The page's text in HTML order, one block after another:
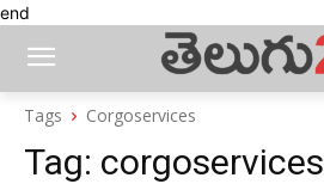
end
Tags Corgoservices
Tag: corgoservices